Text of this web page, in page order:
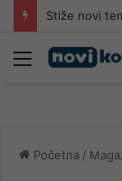
Stiže novi
Meni
Početna /